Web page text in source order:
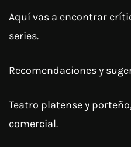
Aquí vas a encontrar
series.
Recomendaciones y
Teatro platense y
comercial.